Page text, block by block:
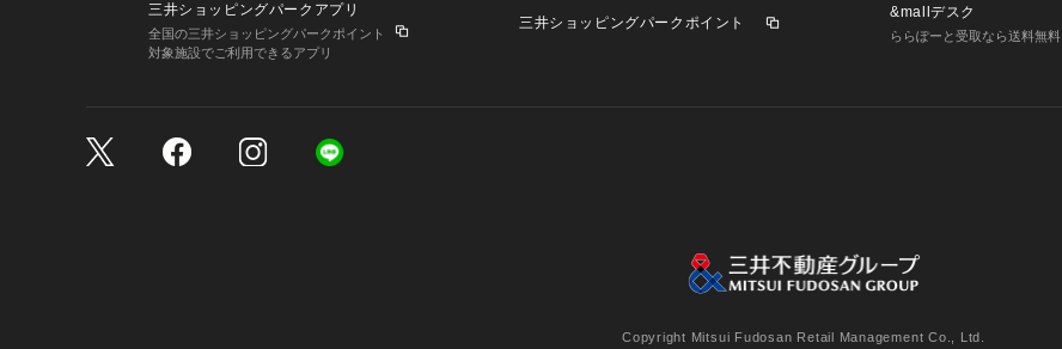
三井ショッピングパークアプリ
全国の三井ショッピングパークポイント
対象施設でご利用できるアプリ
三井ショッピングパークポイント
&mallデスク
ららぽーと受取なら送料無料
個人情報保護方針 個人情報の取り扱いについて
Copyright Mitsui Fudosan Retail Management Co., Ltd.